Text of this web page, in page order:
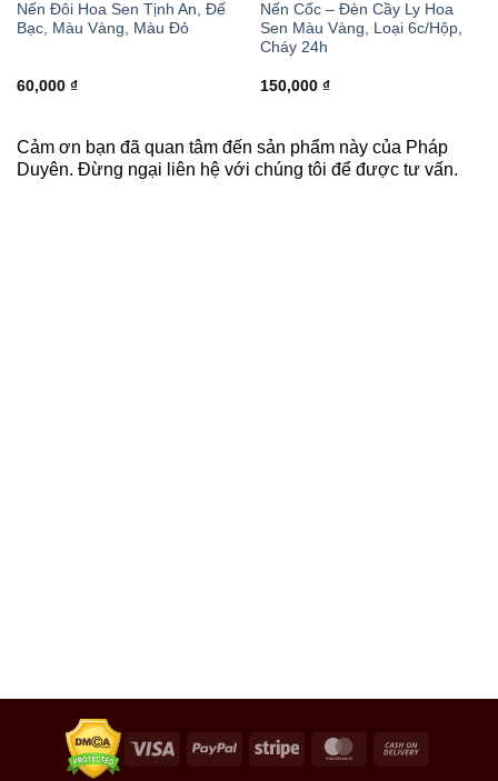
Nến Đôi Hoa Sen Tịnh An, Đế
Bạc, Màu Vàng, Màu Đỏ
60,000 ₫
Nến Cốc – Đèn Cầy Ly Hoa
Sen Màu Vàng, Loại 6c/Hộp,
Cháy 24h
150,000 ₫
Cảm ơn bạn đã quan tâm đến sản phẩm này của Pháp
Duyên. Đừng ngại liên hệ với chúng tôi để được tư vấn.
Visa PayPal Stripe MasterCard